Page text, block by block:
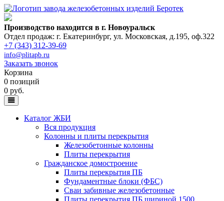
Производство находится в г. Новоуральск
Отдел продаж: г. Екатеринбург, ул. Московская, д.195, оф.322
+7 (343) 312-39-69
info@plitapb.ru
Заказать звонок
Корзина
0 позиций
0 руб.
Каталог ЖБИ
Вся продукция
Колонны и плиты перекрытия
Железобетонные колонны
Плиты перекрытия
Гражданское домостроение
Плиты перекрытия ПБ
Фундаментные блоки (ФБС)
Сваи забивные железобетонные
Плиты перекрытия ПБ шириной 1500